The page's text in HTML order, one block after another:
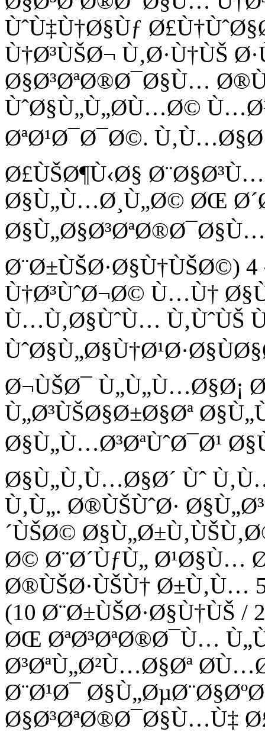
ÙˆÙ‡Ù†Ø§Ùƒ
Ù†Ø³ÙŠØ¬ Ù‚Ø·Ù†ÙŠ
Ø§Ø³ØªØ®Ø¯Ø§Ù…
ÙˆØ§Ù„Ù„Ø­Ù…Ø©
ØªØ¹Ø¯Ø¯Ø©.
Ø£ÙŠØ¶Ù‹Ø§
Ø§Ù„Ù…Ø¸Ù„Ø© ØŒ
Ø§Ù„Ø§Ø³ØªØ®Ø¯Ø§Ù…
Ø¨Ø±ÙŠØ·Ø§Ù†ÙŠØ©)
Ù†Ø³ÙˆØ¬Ø© Ù…Ù†
Ù…Ù‚Ø§ÙˆÙ… Ù‚ÙˆÙŠ
Ø¬ÙŠØ¯ Ù„Ù„Ù…Ø§Ø¡
Ù„Ø³ÙŠØ§Ø±Ø§Øª
Ø§Ù„Ù…Ø³ØªÙˆØ¯Ø¹
Ø§Ù„Ù‚Ù…Ø§Ø´ Ùˆ
Ù‚Ù„. Ø®ÙŠÙˆØ·
´ÙŠØ©
Ø© Ø¨Ø´ÙƒÙ„ Ø¹Ø§Ù…
Ø®ÙŠØ·ÙŠÙ† Ø±Ù‚Ù…
(10 Ø¨Ø±ÙŠØ·Ø§Ù†ÙŠ /
ØŒ ØªØ³ØªØ®Ø¯Ù…
Ø³ØªÙ„Ø²Ù…Ø§Øª
Ø¨Ø¹Ø¯
Ø§Ø³ØªØ®Ø¯Ø§Ù…Ù‡